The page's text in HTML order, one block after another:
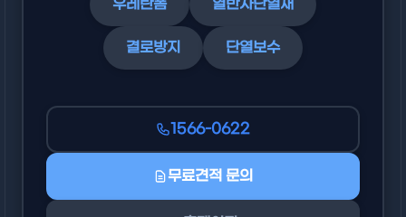
우레탄폼 열반사단열재
결로방지 단열보수
1566-0622
무료견적 문의